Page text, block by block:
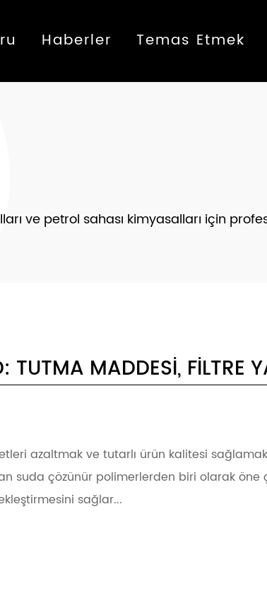
Haberler Temas Etmek
ve petrol sahası kimyasalları için
MADDESI, FILTRE
azaltmak ve tutarlı ürün kalitesi
suda çözünür polimerlerden biri olarak öne
sağlar...